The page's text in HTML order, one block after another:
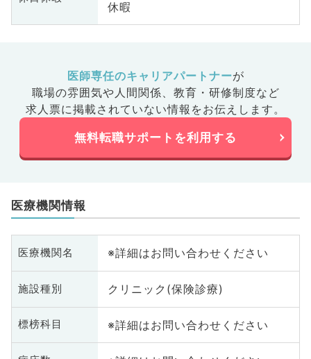
休暇
医師専任のキャリアパートナーが
職場の雰囲気や人間関係、 教育・研修制度など
求人票に掲載されていない情報をお伝えします。
無料転職サポートを利用する
医療機関情報
医療機関名 ※詳細はお問い合わせください
施設種別 クリニック(保険診療)
標榜科目 ※詳細はお問い合わせください